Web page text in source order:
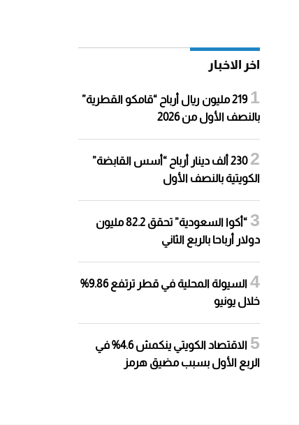
اخر الاخبار
219 مليون ريال أرباح “قامكو القطرية”
بالنصف الأول من 2026
230 ألف دينار أرباح “أسس القابضة”
الكويتية بالنصف الأول
“أكوا السعودية” تحقق 82.2 مليون
دولار أرباحا بالربع الثاني
السيولة المحلية في قطر ترتفع 9.86%
خلال يونيو
الاقتصاد الكويتي ينكمش 4.6% في
الربع الأول بسبب مضيق هرمز